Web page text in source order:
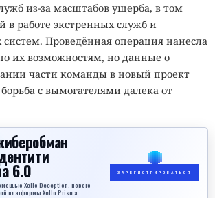
из-за масштабов ущерба, в том
в работе экстренных служб и
систем. Проведённая операция нанесла
их возможностям, но данные о
части команды в новый проект
с вымогателями далека от
6.0
Xello Deception, нового
платформы Xello Prisma.
ЗАРЕГИСТРИРОВАТЬСЯ